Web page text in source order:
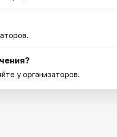
у организаторов.